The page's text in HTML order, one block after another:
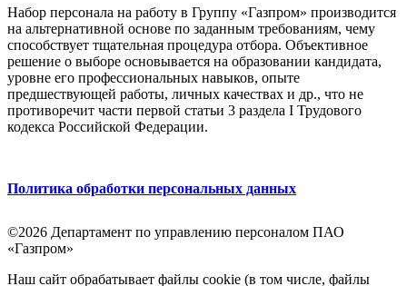
Набор персонала на работу в Группу «Газпром» производится
на альтернативной основе по заданным требованиям, чему
способствует тщательная процедура отбора. Объективное
решение о выборе основывается на образовании кандидата,
уровне его профессиональных навыков, опыте
предшествующей работы, личных качествах и др., что не
противоречит части первой статьи 3 раздела I Трудового
кодекса Российской Федерации.
Политика обработки персональных данных
©2026 Департамент по управлению персоналом ПАО
«Газпром»
Наш сайт обрабатывает файлы cookie (в том числе, файлы